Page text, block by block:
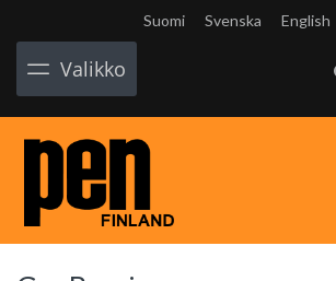
Suomi Svenska English
Valikko